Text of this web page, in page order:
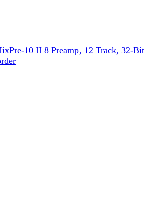
10 II 8 Preamp, 12 Track, 32-Bit